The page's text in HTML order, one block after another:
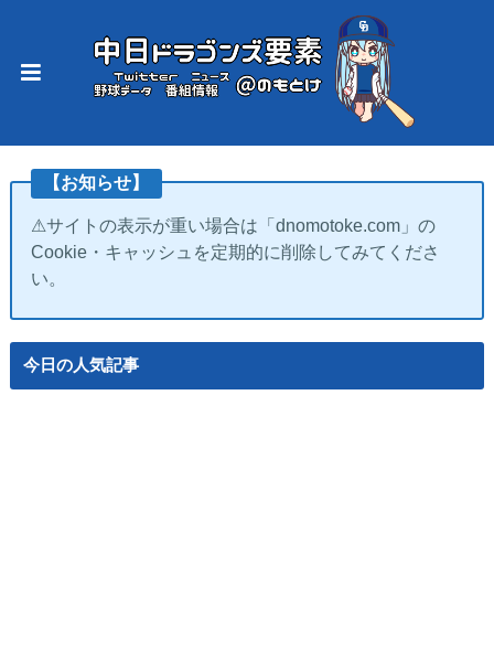
【お知らせ】
⚠サイトの表示が重い場合は「dnomotoke.com」の
Cookie・キャッシュを定期的に削除してみてくださ
い。
今日の人気記事